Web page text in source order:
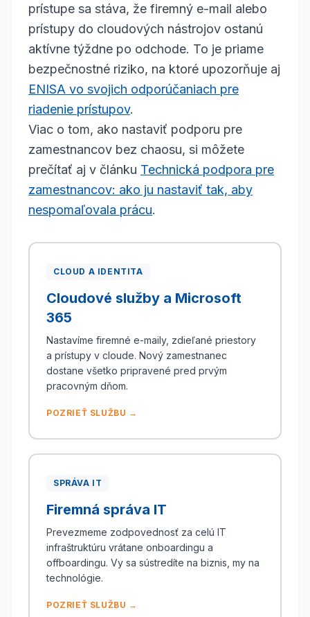
prístupe sa stáva, že firemný e-mail alebo
prístupy do cloudových nástrojov ostanú
aktívne týždne po odchode. To je priame
bezpečnostné riziko, na ktoré upozorňuje aj
ENISA vo svojich odporúčaniach pre
riadenie prístupov.
Viac o tom, ako nastaviť podporu pre
zamestnancov bez chaosu, si môžete
prečítať aj v článku Technická podpora pre
zamestnancov: ako ju nastaviť tak, aby
nespomaľovala prácu.
CLOUD A IDENTITA
Cloudové služby a Microsoft
365
Nastavíme firemné e-maily, zdieľané priestory
a prístupy v cloude. Nový zamestnanec
dostane všetko pripravené pred prvým
pracovným dňom.
POZRIEŤ SLUŽBU →
SPRÁVA IT
Firemná správa IT
Prevezmeme zodpovednosť za celú IT
infraštruktúru vrátane onboardingu a
offboardingu. Vy sa sústredíte na biznis, my na
technológie.
POZRIEŤ SLUŽBU →